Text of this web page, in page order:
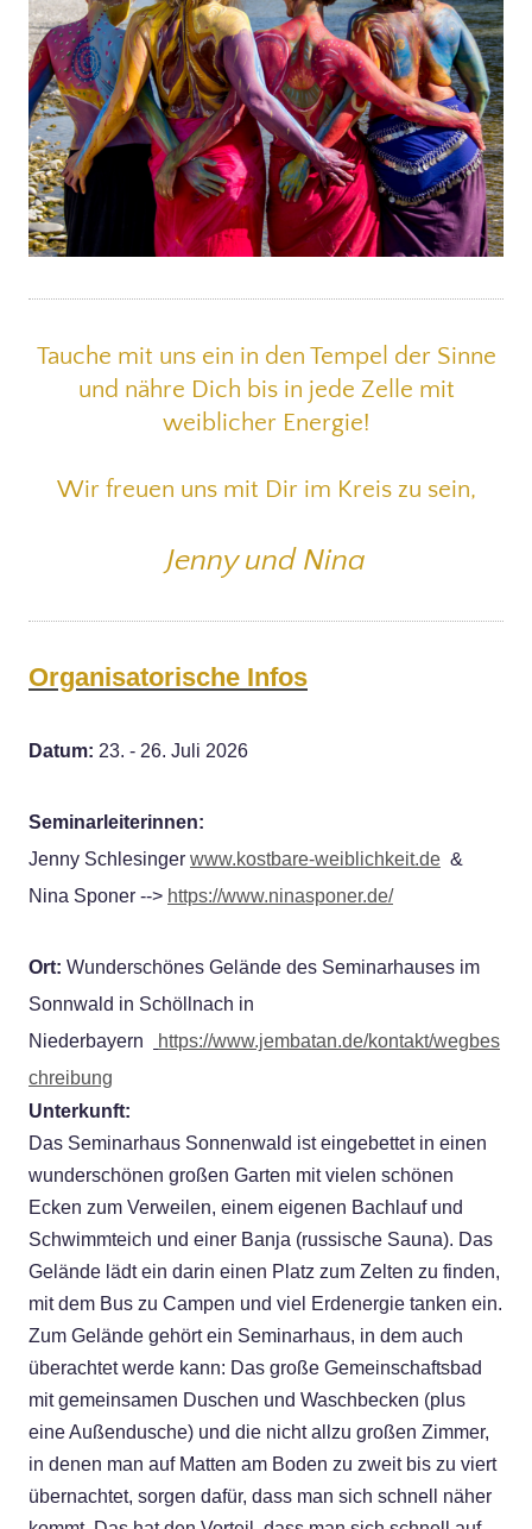
Tauche mit uns ein in den Tempel der Sinne
und nähre Dich bis in jede Zelle mit
weiblicher Energie!
Wir freuen uns mit Dir im Kreis zu sein,
Jenny und Nina
Organisatorische Infos
Datum: 23. - 26. Juli 2026
Seminarleiterinnen:
Jenny Schlesinger www.kostbare-weiblichkeit.de &
Nina Sponer --> https://www.ninasponer.de/
Ort: Wunderschönes Gelände des Seminarhauses im
Sonnwald in Schöllnach in
Niederbayern
https://www.jembatan.de/kontakt/wegbes
chreibung
Unterkunft:
Das Seminarhaus Sonnenwald ist eingebettet in einen
wunderschönen großen Garten mit vielen schönen
Ecken zum Verweilen, einem eigenen Bachlauf und
Schwimmteich und einer Banja (russische Sauna). Das
Gelände lädt ein darin einen Platz zum Zelten zu finden,
mit dem Bus zu Campen und viel Erdenergie tanken ein.
Zum Gelände gehört ein Seminarhaus, in dem auch
überachtet werde kann: Das große Gemeinschaftsbad
mit gemeinsamen Duschen und Waschbecken (plus
eine Außendusche) und die nicht allzu großen Zimmer,
in denen man auf Matten am Boden zu zweit bis zu viert
übernachtet, sorgen dafür, dass man sich schnell näher